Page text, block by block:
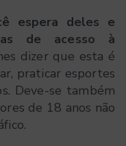
espera deles e
de acesso à
dizer que esta é
praticar esportes
Deve-se também
de 18 anos não